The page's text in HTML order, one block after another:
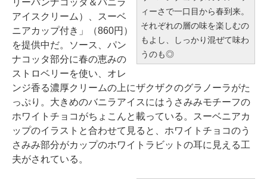
ィーさで一口目から春到来。
それぞれの層の味を楽しむの
もよし、しっかり混ぜて味わ
うのも◎
リーパンナコッタ＆バニラ
アイスクリーム）、スーベ
ニアカップ付き」（860円）
を提供中だ。ソース、パン
ナコッタ部分に春の恵みの
ストロベリーを使い、オレ
ンジ香る濃厚クリームの上にザクザクのグラノーラがた
っぷり。大きめのバニラアイスにはうさみみモチーフの
ホワイトチョコがちょこんと載っている。スーベニアカ
ップのイラストと合わせて見ると、ホワイトチョコのう
さみみ部分がカップのホワイトラビットの耳に見える工
夫がされている。